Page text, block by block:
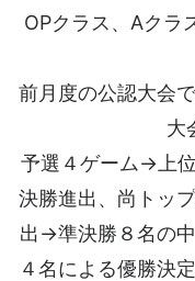
OPクラス、Aクラ
前月度の公認大会
大
予選４ゲーム→上
決勝進出、尚トッ
出→準決勝８名の
４名による優勝決